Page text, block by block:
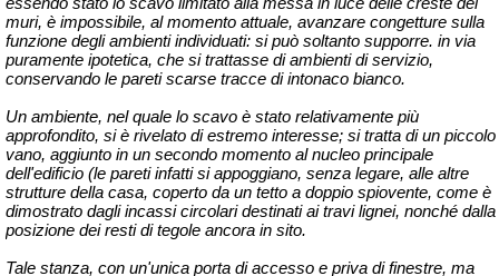
muri, è impossibile, al momento attuale, avanzare congetture sulla
funzione degli ambienti individuati: si può soltanto supporre. in via
puramente ipotetica, che si trattasse di ambienti di servizio,
conservando le pareti scarse tracce di intonaco bianco.
Un ambiente, nel quale lo scavo è stato relativamente più
approfondito, si è rivelato di estremo interesse; si tratta di un piccolo
vano, aggiunto in un secondo momento al nucleo principale
dell'edificio (le pareti infatti si appoggiano, senza legare, alle altre
strutture della casa, coperto da un tetto a doppio spiovente, come è
dimostrato dagli incassi circolari destinati ai travi lignei, nonché dalla
posizione dei resti di tegole ancora in sito.
Tale stanza, con un'unica porta di accesso e priva di finestre, ma